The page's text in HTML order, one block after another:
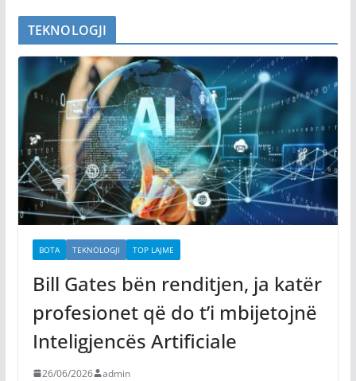
TEKNOLOGJI
BOTA TEKNOLOGJI TOP LAJME
Bill Gates bën renditjen, ja katër
profesionet që do t’i mbijetojnë
Inteligjencës Artificiale
26/06/2026 admin